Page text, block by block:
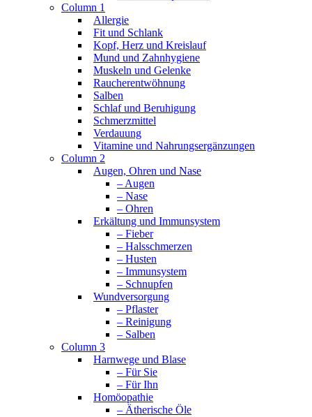
Column 1
Allergie
Fit und Schlank
Kopf, Herz und Kreislauf
Mund und Zahnhygiene
Muskeln und Gelenke
Raucherentwöhnung
Salben
Schlaf und Beruhigung
Schmerzmittel
Verdauung
Vitamine und Nahrungsergänzungen
Column 2
Augen, Ohren und Nase
– Augen
– Nase
– Ohren
Erkältung und Immunsystem
– Fieber
– Halsschmerzen
– Husten
– Immunsystem
– Schnupfen
Wundversorgung
– Pflaster
– Reinigung
– Salben
Column 3
Harnwege und Blase
– Für Sie
– Für Ihn
Homöopathie
– Ätherische Öle